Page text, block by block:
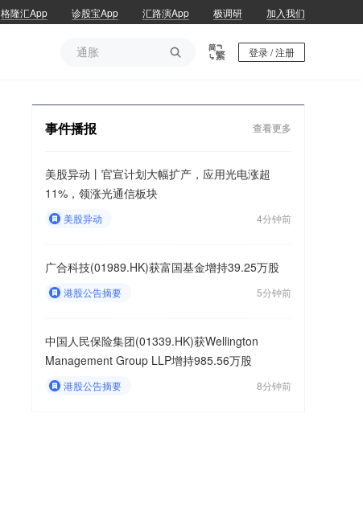
格隆汇App 诊股宝App 汇路演App 极调研 加入我们

通胀
登录 / 注册
事件播报 查看更多
美股异动丨官宣计划大幅扩产，应用光电涨超
11%，领涨光通信板块
美股异动 4分钟前
广合科技(01989.HK)获富国基金增持39.25万股
港股公告摘要 5分钟前
中国人民保险集团(01339.HK)获Wellington
Management Group LLP增持985.56万股
港股公告摘要 8分钟前